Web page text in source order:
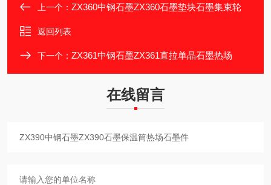
上一个： ZX360中钢石墨ZX360石墨垫块石墨集束轮
返回列表
下一个： ZX361中钢石墨ZX361直拉单晶石墨热场
在线留言